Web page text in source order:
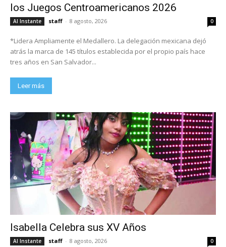
los Juegos Centroamericanos 2026
Al Instante staff - 8 agosto, 2026 0
*Lidera Ampliamente el Medallero. La delegación mexicana dejó
atrás la marca de 145 títulos establecida por el propio país hace
tres años en San Salvador...
Leer más
Isabella Celebra sus XV Años
Al Instante staff - 8 agosto, 2026 0